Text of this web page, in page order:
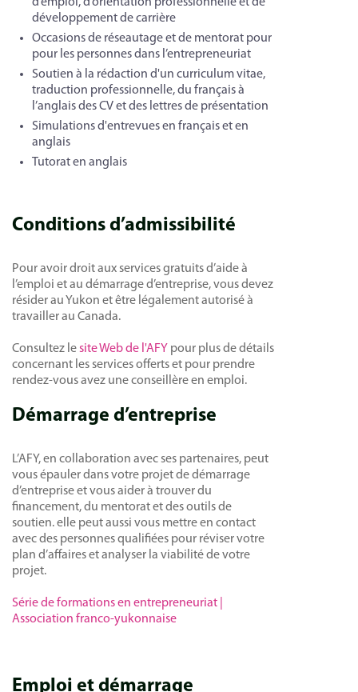
développement de carrière
Occasions de réseautage et de mentorat pour
pour les personnes dans l’entrepreneuriat
Soutien à la rédaction d'un curriculum vitae,
traduction professionnelle, du français à
l’anglais des CV et des lettres de présentation
Simulations d'entrevues en français et en
anglais
Tutorat en anglais
Conditions d’admissibilité
Pour avoir droit aux services gratuits d’aide à
l’emploi et au démarrage d’entreprise, vous devez
résider au Yukon et être légalement autorisé à
travailler au Canada.
Consultez lesite Web de l'AFY pour plus de détails
concernant les services offerts et pour prendre
rendez-vous avez une conseillère en emploi.
Démarrage d’entreprise
L’AFY, en collaboration avec ses partenaires, peut
vous épauler dans votre projet de démarrage
d’entreprise et vous aider à trouver du
financement, du mentorat et des outils de
soutien. elle peut aussi vous mettre en contact
avec des personnes qualifiées pour réviser votre
plan d’affaires et analyser la viabilité de votre
projet.
Série de formations en entrepreneuriat |
Association franco-yukonnaise
Emploi et démarrage